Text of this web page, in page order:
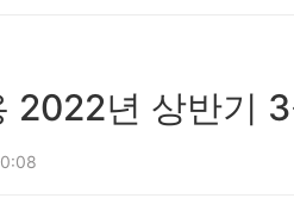
스마트학습실
FAQ
2022년 상반기